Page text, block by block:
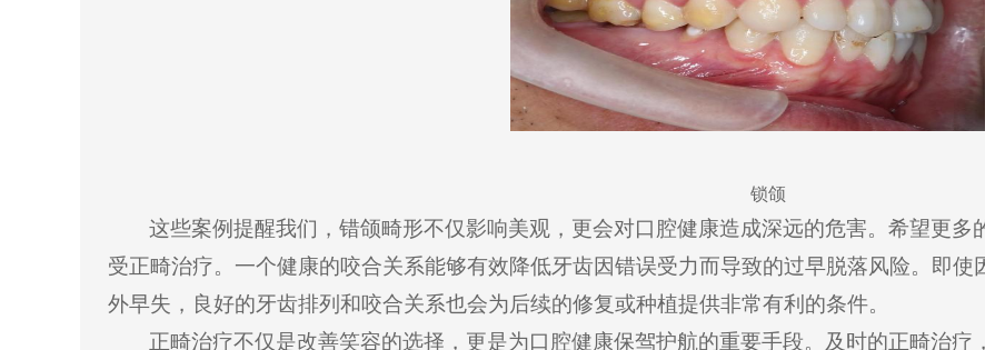
锁颌
这些案例提醒我们，错颌畸形不仅影响美观，更会对口腔健康造成深远的危害。希望更
受正畸治疗。一个健康的咬合关系能够有效降低牙齿因错误受力而导致的过早脱落风险。即
外早失，良好的牙齿排列和咬合关系也会为后续的修复或种植提供非常有利的条件。
正畸治疗不仅是改善笑容的选择，更是为口腔健康保驾护航的重要手段。及时的正畸治